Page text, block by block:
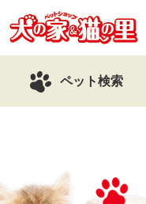
ペット検索